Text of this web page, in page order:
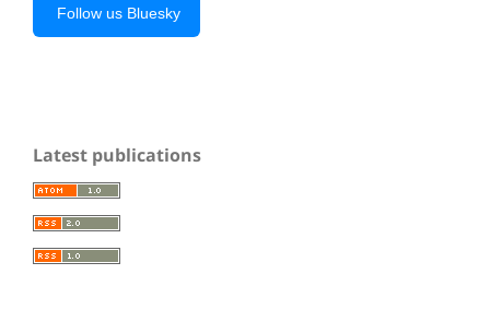
Follow us Bluesky
Latest publications